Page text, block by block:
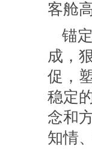
客舱
锚
成，
促，
稳定
念和
知情